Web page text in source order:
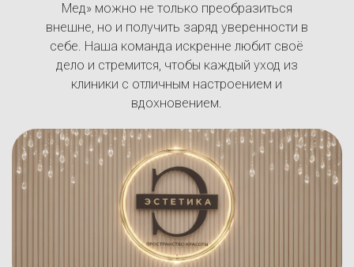
Мед» можно не только преобразиться
внешне, но и получить заряд уверенности в
себе. Наша команда искренне любит своё
дело и стремится, чтобы каждый уход из
клиники с отличным настроением и
вдохновением.